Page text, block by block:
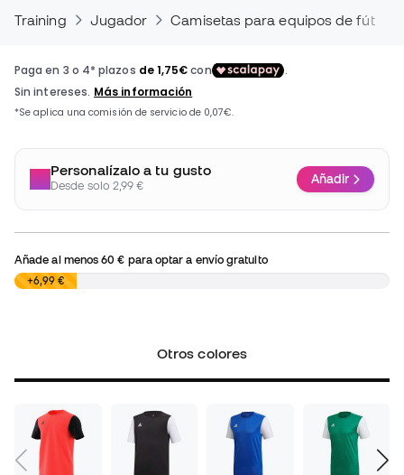
Training Jugador Camisetas para equipos de fútbol
Personalízalo a tu gusto
Desde solo 2,99 € Añadir
Añade al menos60 € para optar a envío gratuito
0,00 €
+6,99 €
Otros colores